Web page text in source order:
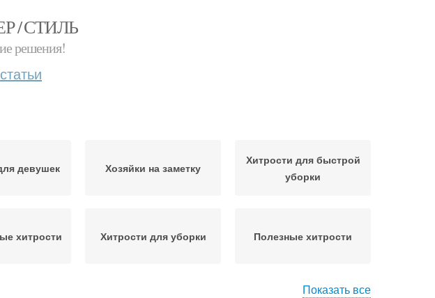
/ СТИЛЬ
решения!
статьи
девушек Хозяйки на заметку
Хитрости для быстрой
уборки
хитрости Хитрости для уборки Полезные хитрости
Показать все